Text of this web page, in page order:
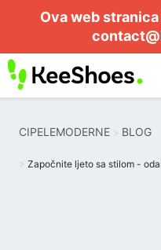
Ova web
CIPELEMODERNE BLOG
Započnite ljeto sa stilom -